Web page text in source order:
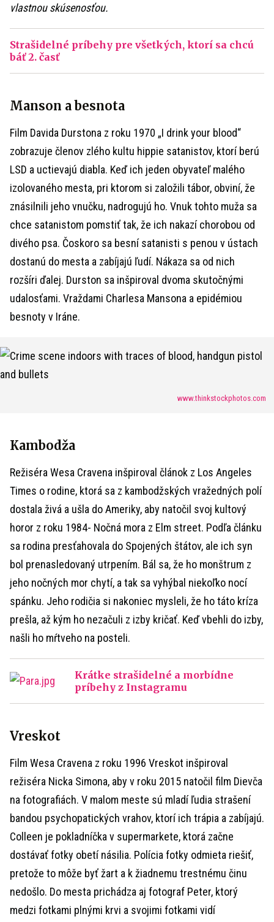
vlastnou skúsenosťou.
Strašidelné príbehy pre všetkých, ktorí sa chcú
báť 2. časť
Manson a besnota
Film Davida Durstona z roku 1970 „I drink your blood“
zobrazuje členov zlého kultu hippie satanistov, ktorí berú
LSD a uctievajú diabla. Keď ich jeden obyvateľ malého
izolovaného mesta, pri ktorom si založili tábor, obviní, že
znásilnili jeho vnučku, nadrogujú ho. Vnuk tohto muža sa
chce satanistom pomstiť tak, že ich nakazí chorobou od
divého psa. Čoskoro sa besní satanisti s penou v ústach
dostanú do mesta a zabíjajú ľudí. Nákaza sa od nich
rozšíri ďalej. Durston sa inšpiroval dvoma skutočnými
udalosťami. Vraždami Charlesa Mansona a epidémiou
besnoty v Iráne.
www.thinkstockphotos.com
Kambodža
Režiséra Wesa Cravena inšpiroval článok z Los Angeles
Times o rodine, ktorá sa z kambodžských vražedných polí
dostala živá a ušla do Ameriky, aby natočil svoj kultový
horor z roku 1984- Nočná mora z Elm street. Podľa článku
sa rodina presťahovala do Spojených štátov, ale ich syn
bol prenasledovaný utrpením. Bál sa, že ho monštrum z
jeho nočných mor chytí, a tak sa vyhýbal niekoľko nocí
spánku. Jeho rodičia si nakoniec mysleli, že ho táto kríza
prešla, až kým ho nezačuli z izby kričať. Keď vbehli do izby,
našli ho mŕtveho na posteli.
Krátke strašidelné a morbídne
príbehy z Instagramu
Vreskot
Film Wesa Cravena z roku 1996 Vreskot inšpiroval
režiséra Nicka Simona, aby v roku 2015 natočil film Dievča
na fotografiách. V malom meste sú mladí ľudia strašení
bandou psychopatických vrahov, ktorí ich trápia a zabíjajú.
Colleen je pokladníčka v supermarkete, ktorá začne
dostávať fotky obetí násilia. Polícia fotky odmieta riešiť,
pretože to môže byť žart a k žiadnemu trestnému činu
nedošlo. Do mesta prichádza aj fotograf Peter, ktorý
medzi fotkami plnými krvi a svojimi fotkami vidí